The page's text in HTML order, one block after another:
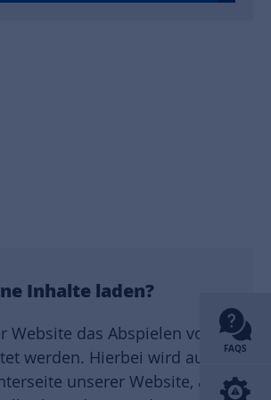
FAQS
Inhalte laden?
das Abspielen von
werden. Hierbei wird auch
unserer Website, auf